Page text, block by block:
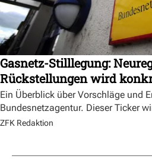
Gasnetz-Stilllegung:
Rückstellungen wird
Ein Überblick über Vorschläge und
Bundesnetzagentur. Dieser Ticker
ZFK Redaktion